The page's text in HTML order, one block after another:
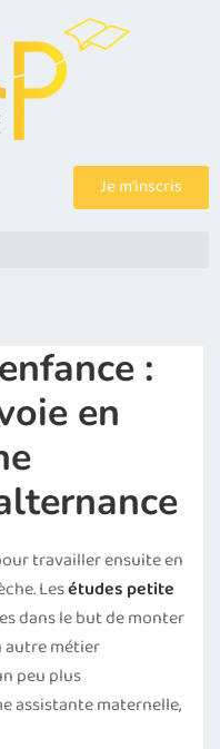
Je m’inscris
:
en
travailler ensuite en
Lesétudes petite
dans le but de monter
autre métier
peu plus
assistante maternelle,